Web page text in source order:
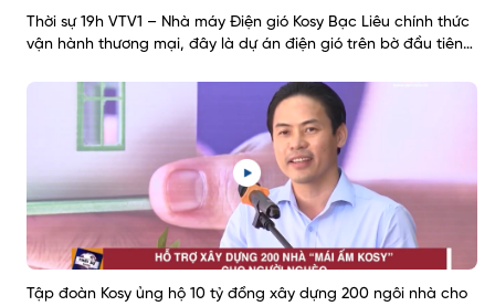
Thời sự 19h VTV1 – Nhà máy Điện gió Kosy Bạc Liêu chính thức
vận hành thương mại, đây là dự án điện gió trên bờ đầu tiên
thác trong tháng 10/ 2021
Tập đoàn Kosy ủng hộ 10 tỷ đồng xây dựng 200 ngôi nhà cho